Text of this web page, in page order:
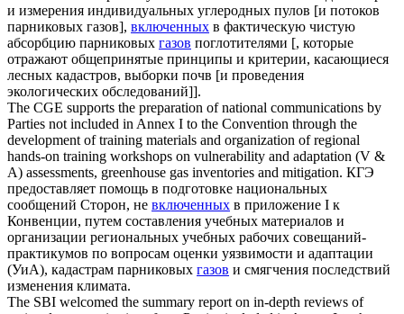
и измерения индивидуальных углеродных пулов [и потоков
парниковых газов], включенных в фактическую чистую
абсорбцию парниковых газов поглотителями [, которые
отражают общепринятые принципы и критерии, касающиеся
лесных кадастров, выборки почв [и проведения
экологических обследований]].
The CGE supports the preparation of national communications by
Parties notincluded in Annex I to the Convention through the
development of training materials and organization of regional
hands-on training workshops on vulnerability and adaptation (V &
A) assessments, greenhouse gas inventories and mitigation. КГЭ
предоставляет помощь в подготовке национальных
сообщений Сторон, не включенных в приложение I к
Конвенции, путем составления учебных материалов и
организации региональных учебных рабочих совещаний-
практикумов по вопросам оценки уязвимости и адаптации
(УиА), кадастрам парниковых газов и смягчения последствий
изменения климата.
The SBI welcomed the summary report on in-depth reviews of